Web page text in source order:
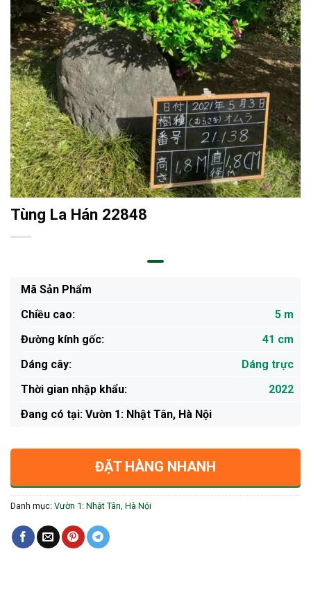
Tùng La Hán 22848
Mã Sản Phẩm
Chiều cao:
5 m
Đường kính gốc:
41 cm
Dáng cây:
Dáng trực
Thời gian nhập khẩu:
2022
Ðang có tại: Vườn 1: Nhật Tân, Hà Nội
ĐẶT HÀNG NHANH
Danh mục: Vườn 1: Nhật Tân, Hà Nội